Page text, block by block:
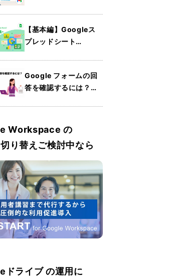
も解説
【基本編】Googleス
プレッドシート
利機能を紹介
Google フォームの回
答を確認するには？自
認方法を解説
Workspace の
り替えご検討中なら
ドライブ の運用に